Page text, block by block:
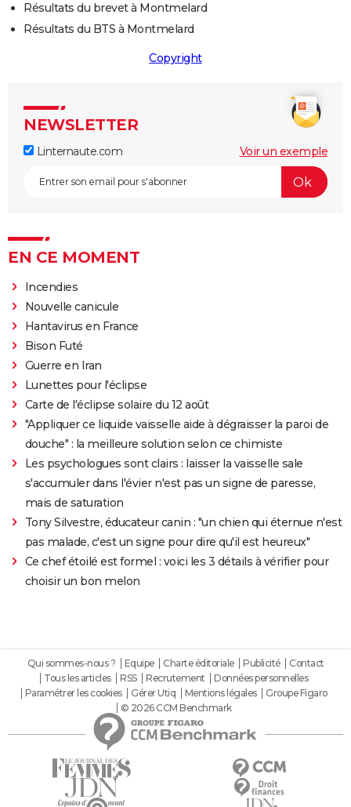
Résultats du brevet à Montmelard
Résultats du BTS à Montmelard
Copyright
NEWSLETTER
Linternaute.com Voir un exemple
EN CE MOMENT
Incendies
Nouvelle canicule
Hantavirus en France
Bison Futé
Guerre en Iran
Lunettes pour l'éclipse
Carte de l'éclipse solaire du 12 août
"Appliquer ce liquide vaisselle aide à dégraisser la paroi de
douche" : la meilleure solution selon ce chimiste
Les psychologues sont clairs : laisser la vaisselle sale
s'accumuler dans l'évier n'est pas un signe de paresse,
mais de saturation
Tony Silvestre, éducateur canin : "un chien qui éternue n'est
pas malade, c'est un signe pour dire qu'il est heureux"
Ce chef étoilé est formel : voici les 3 détails à vérifier pour
choisir un bon melon
Qui sommes-nous ? Equipe Charte éditoriale Publicité
Contact
Tous les articles
RSS Recrutement
Données personnelles
Paramétrer les cookies
Gérer Utiq Mentions légales
Groupe Figaro
© 2026 CCM Benchmark